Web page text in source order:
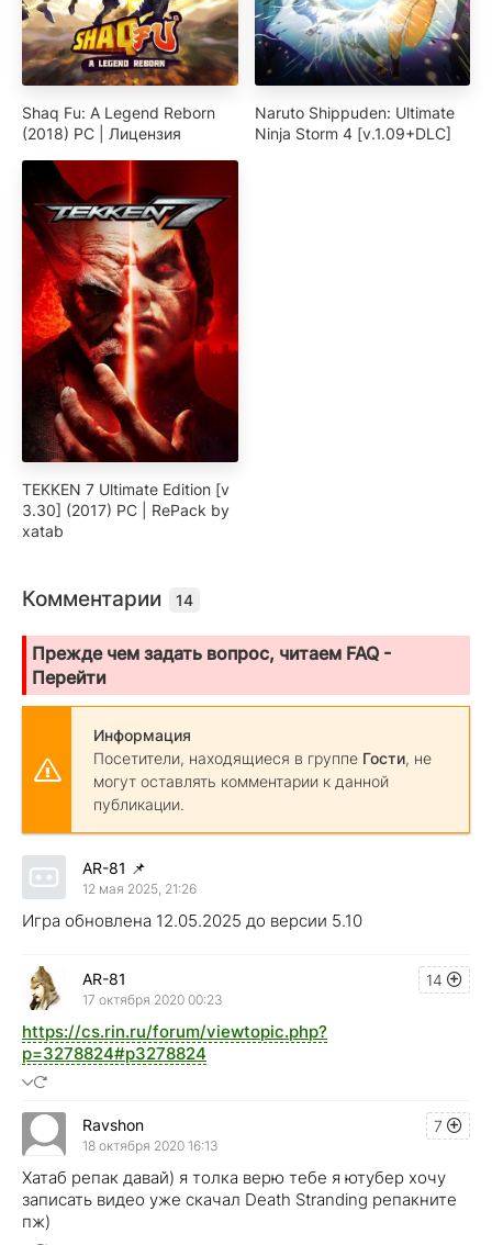
Shaq Fu: A Legend Reborn
(2018) PC | Лицензия
Naruto Shippuden: Ultimate
Ninja Storm 4 [v.1.09+DLC]
TEKKEN 7 Ultimate Edition [v
3.30] (2017) PC | RePack by
xatab
Комментарии 14
Прежде чем задать вопрос, читаем FAQ -
Перейти
Информация
Посетители, находящиеся в группе Гости, не
могут оставлять комментарии к данной
публикации.
AR-81 📌
12 мая 2025, 21:26
Игра обновлена 12.05.2025 до версии 5.10
14
AR-81
17 октября 2020 00:23
https://cs.rin.ru/forum/viewtopic.php?
p=3278824#p3278824
7
Ravshon
18 октября 2020 16:13
Хатаб репак давай) я толка верю тебе я ютубер хочу
записать видео уже скачал Death Stranding репакните
пж)